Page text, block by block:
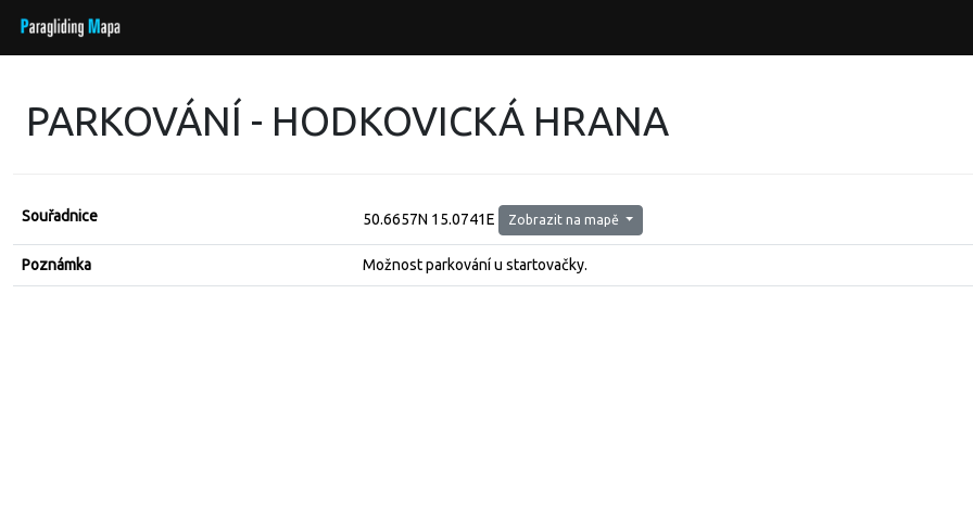
PARKOVÁNÍ - HODKOVICKÁ HRANA
Souřadnice 50.6657N 15.0741E Zobrazit na mapě
Poznámka Možnost parkování u startovačky.